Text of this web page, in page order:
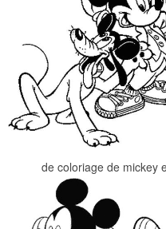
de coloriage de mickey